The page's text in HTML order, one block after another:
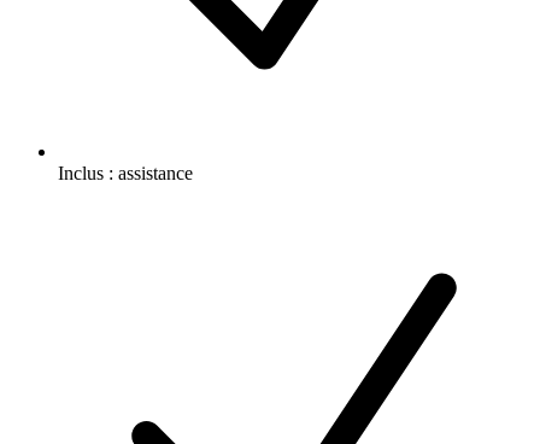
Inclus : assistance